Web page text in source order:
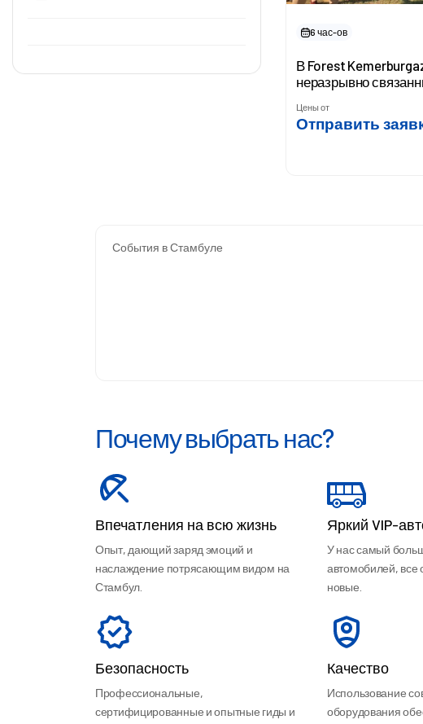
6 час-ов
В Forest
неразрывно
Цены от
Отправить
События в Стамбуле
Почему выбрать нас?
Впечатления на всю жизнь
Опыт, дающий заряд эмоций и
наслаждение потрясающим видом на
Стамбул.
Яркий VIP-
У нас самый
автомобилей, все
новые.
Безопасность
Профессиональные,
сертифицированные и опытные гиды и
Качество
Использование
оборудования